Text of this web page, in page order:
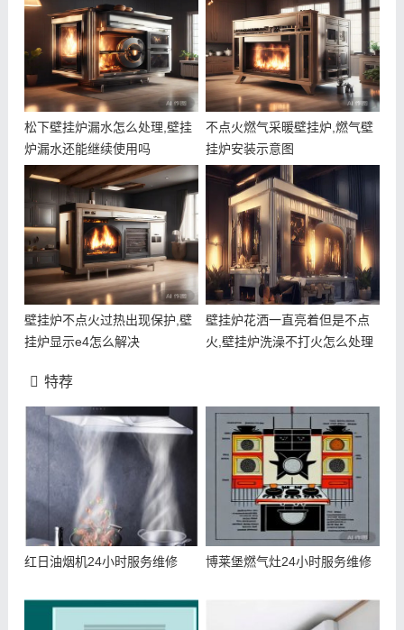
松下壁挂炉漏水怎么处理,壁挂
炉漏水还能继续使用吗
不点火燃气采暖壁挂炉,燃气壁
挂炉安装示意图
壁挂炉不点火过热出现保护,壁
挂炉显示e4怎么解决
壁挂炉花洒一直亮着但是不点
火,壁挂炉洗澡不打火怎么处理
特荐
红日油烟机24小时服务维修 博莱堡燃气灶24小时服务维修